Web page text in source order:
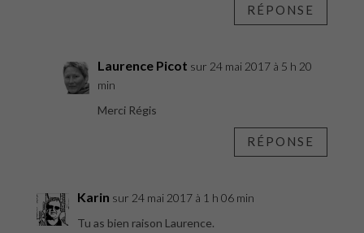
RÉPONSE
Laurence Picot sur 24 mai 2017 à 5 h 20
min
Merci Régis
RÉPONSE
Karin sur 24 mai 2017 à 1 h 06 min
Tu as bien raison Laurence.